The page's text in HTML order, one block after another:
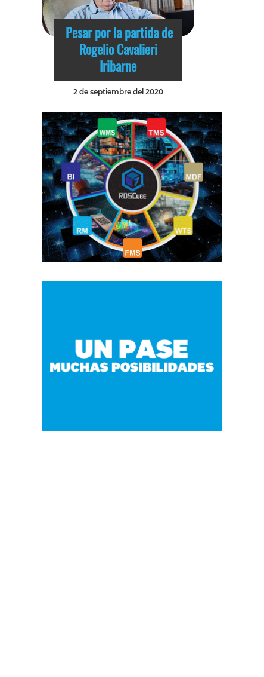
Pesar por la partida de
Rogelio Cavalieri
Iribarne
2 de septiembre del 2020